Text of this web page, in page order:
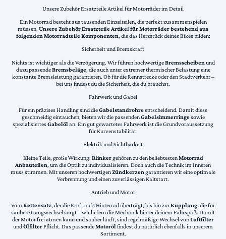
Unsere Zubehör Ersatzteile Artikel für Motorräder im Detail
Ein Motorrad besteht aus tausenden Einzelteilen, die perfekt zusammenspielen
müssen. Unsere Zubehör Ersatzteile Artikel für Motorräder bestehend aus
folgenden Motorradteile Komponenten, die das Herzstück deines Bikes bilden:
Sicherheit und Bremskraft
Nichts ist wichtiger als die Verzögerung. Wir führen hochwertigeBremsscheiben und
dazu passendeBremsbeläge, die auch unter extremer thermischer Belastung eine
konstante Bremsleistung garantieren. Ob für die Rennstrecke oder den Stadtverkehr –
bei uns findest du die Sicherheit, die du brauchst.
Fahrwerk und Gabel
Für ein präzises Handling sind dieGabelstandrohreentscheidend. Damit diese
geschmeidig eintauchen, bieten wir die passendenGabelsimmerringesowie
spezialisiertesGabelölan. Ein gut gewartetes Fahrwerk ist die Grundvoraussetzung
für Kurvenstabilität.
Elektrik und Sichtbarkeit
Kleine Teile, große Wirkung: Blinkergehören zu den beliebtestenMotorrad
Anbauteilen, um die Optik zu individualisieren. Doch auch die Technik im Inneren
muss stimmen. Mit unseren hochwertigenZündkerzen garantieren wir eine optimale
Verbrennung und einen zuverlässigen Kaltstart.
Antrieb und Motor
VomKettensatz, der die Kraft aufs Hinterrad überträgt, bis hin zurKupplung, die für
saubere Gangwechsel sorgt – wir liefern die Mechanik hinter deinem Fahrspaß. Damit
der Motor frei atmen kann und sauber läuft, sind regelmäßige Wechsel vonLuftfilter
undÖlfilterPflicht. Das passendeMotorölfindest du natürlich ebenfalls in unserem
Sortiment.